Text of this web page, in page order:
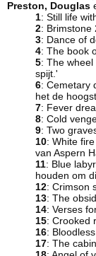
Preston, Douglas
1: Still life
2: Brimstone
3: Dance of
4: The book
5: The
spijt.'
6: Cemetary
het de
7: Fever
8: Cold
9: Two
10: White
van Aspern
11: Blue
houden om
12: Crimson
13: The
14: Verses
15: Crooked
16:
17: The